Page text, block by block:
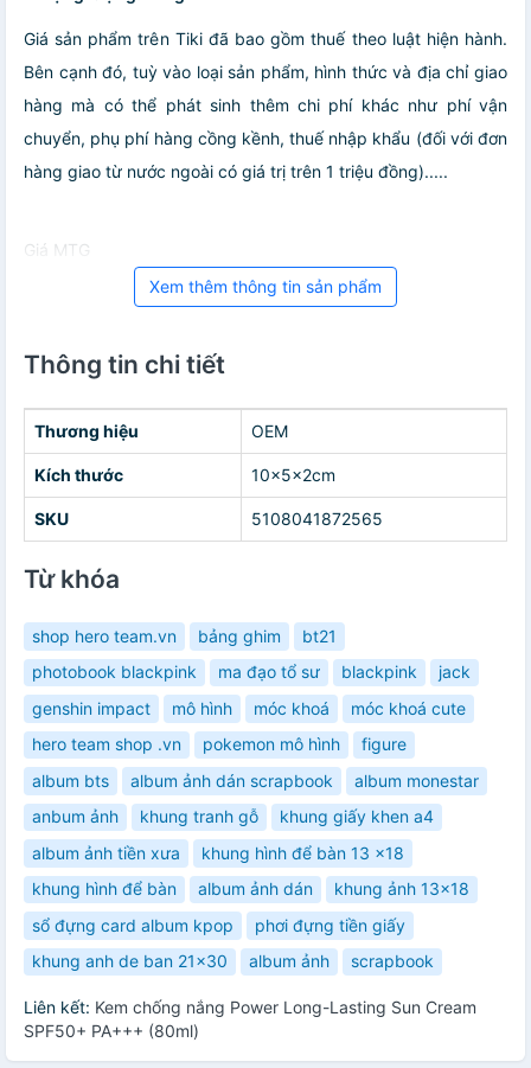
Giá sản phẩm trên Tiki đã bao gồm thuế theo luật hiện hành.
Bên cạnh đó, tuỳ vào loại sản phẩm, hình thức và địa chỉ giao
hàng mà có thể phát sinh thêm chi phí khác như phí vận
chuyển, phụ phí hàng cồng kềnh, thuế nhập khẩu (đối với đơn
hàng giao từ nước ngoài có giá trị trên 1 triệu đồng).....
Giá MTG
Xem thêm thông tin sản phẩm
Thông tin chi tiết
Thương hiệu OEM
Kích thước 10x5x2cm
SKU 5108041872565
Từ khóa
shop hero team.vn bảng ghim
bt21
photobook blackpink
ma đạo tổ sư blackpink
jack
genshin impact
mô hình móc khoá
móc khoá cute
hero team shop .vn
pokemon mô hình
figure
album bts
album ảnh dán scrapbook
album monestar
anbum ảnh
khung tranh gỗ
khung giấy khen a4
album ảnh tiền xưa
khung hình để bàn 13 x18
khung hình để bàn
album ảnh dán
khung ảnh 13x18
sổ đựng card album kpop
phơi đựng tiền giấy
khung anh de ban 21x30
album ảnh scrapbook
Liên kết: Kem chống nắng Power Long-Lasting Sun Cream
SPF50+ PA+++ (80ml)